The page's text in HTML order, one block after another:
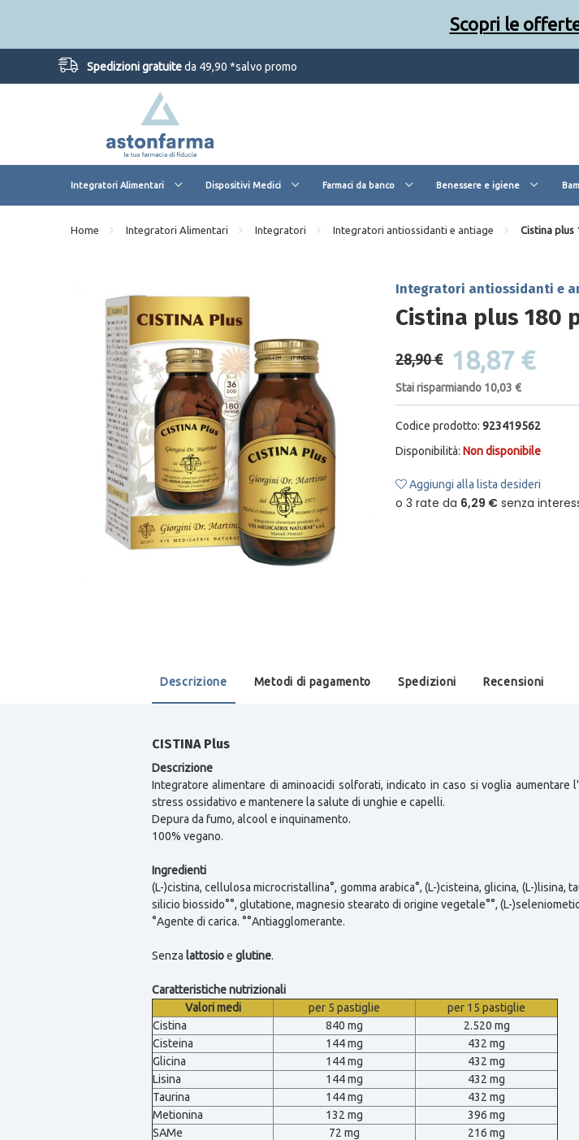
Spedizioni gratuiteda 49,90 *salvo promo
Integratori Alimentari Dispositivi Medici Farmaci da banco Benessere e igiene
Home Integratori Alimentari Integratori Integratori antiossidanti e antiage Cistina plus
Integratori antiossidanti e
Cistina plus 180
28,90 € 18,87 €
Stai risparmiando 10,03 €
Codice prodotto: 923419562
Disponibilità: Non disponibile
Aggiungi alla lista desideri
Descrizione Metodi di pagamento Spedizioni Recensioni
CISTINA Plus
Descrizione
Integratore alimentare di aminoacidi solforati, indicato in caso si voglia
stress ossidativo e mantenere la salute di unghie e capelli.
Depura da fumo, alcool e inquinamento.
100% vegano.
Ingredienti
(L-)cistina, cellulosa microcristallina°, gomma arabica°, (L-)cisteina, glicina, (L-)lisina,
silicio biossido°°, glutatione, magnesio stearato di origine vegetale°°, (L-
°Agente di carica. °°Antiagglomerante.
Senza lattosioe glutine.
Caratteristiche nutrizionali
Valori medi
per 5 pastiglie
per 15 pastiglie
Cistina
840 mg
2.520 mg
Cisteina
144 mg
432 mg
Glicina
144 mg
432 mg
Lisina
144 mg
432 mg
Taurina
144 mg
432 mg
Metionina
132 mg
396 mg
SAMe
72 mg
216 mg
Scopri le